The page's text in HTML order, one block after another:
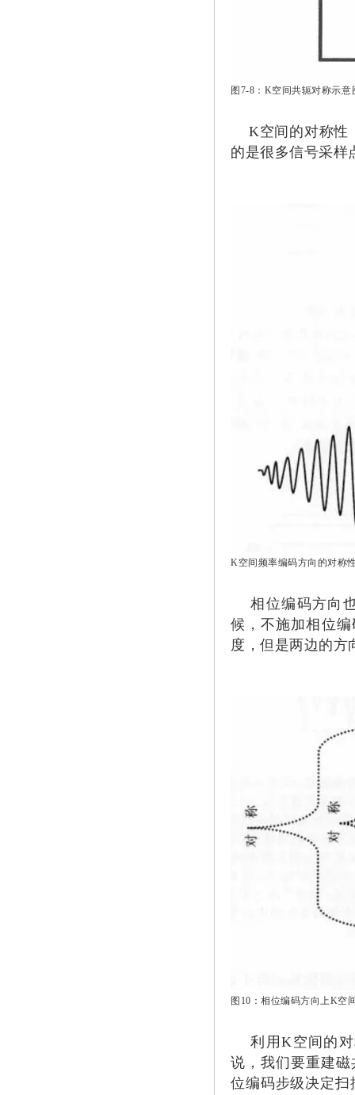
图7-8：K空间共轭对称示意
K空间的对称性
的是很多信号采样
K空间频率编码方向的对称
相位编码方向也
候，不施加相位
度，但是两边的方
图10：相位编码方向上K空
利用K空间的对
说，我们要重建
位编码步级决定